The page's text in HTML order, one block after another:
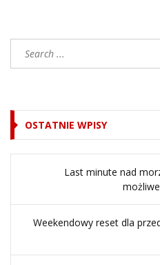
OSTATNIE WPISY
Last minute nad
Weekendowy reset dla